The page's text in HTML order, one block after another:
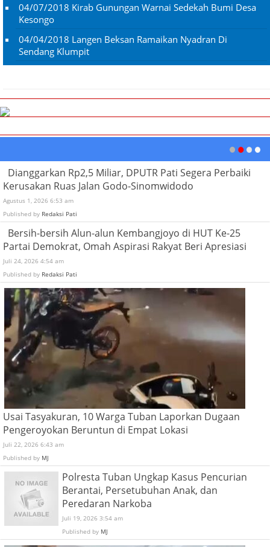
04/07/2018 Kirab Gunungan Warnai Sedekah Bumi Desa
Kesongo
04/04/2018 Langen Beksan Ramaikan Nyadran Di
Sendang Klumpit
Dianggarkan Rp2,5 Miliar, DPUTR Pati Segera Perbaiki
Kerusakan Ruas Jalan Godo-Sinomwidodo
Agustus 1, 2026 6:53 am
Published by Redaksi Pati
Bersih-bersih Alun-alun Kembangjoyo di HUT Ke-25
Partai Demokrat, Omah Aspirasi Rakyat Beri Apresiasi
Juli 24, 2026 4:54 am
Published by Redaksi Pati
Usai Tasyakuran, 10 Warga Tuban Laporkan Dugaan
Pengeroyokan Beruntun di Empat Lokasi
Juli 22, 2026 6:43 am
Published by MJ
Polresta Tuban Ungkap Kasus Pencurian
Berantai, Persetubuhan Anak, dan
Peredaran Narkoba
Juli 19, 2026 3:54 am
Published by MJ